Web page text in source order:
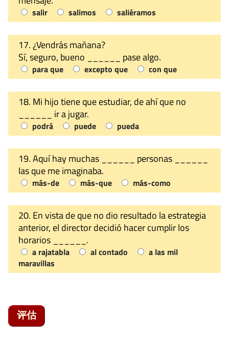
salir salimos saliéramos
17. ¿Vendrás mañana?
Sí, seguro, bueno ______ pase algo.
para que excepto que con que
18. Mi hijo tiene que estudiar, de ahí que no
______ ir a jugar.
podrá puede pueda
19. Aquí hay muchas ______ personas ______
las que me imaginaba.
más-de más-que más-como
20. En vista de que no dio resultado la estrategia
anterior, el director decidió hacer cumplir los
horarios ______.
a rajatabla al contado
a las mil
maravillas
评估